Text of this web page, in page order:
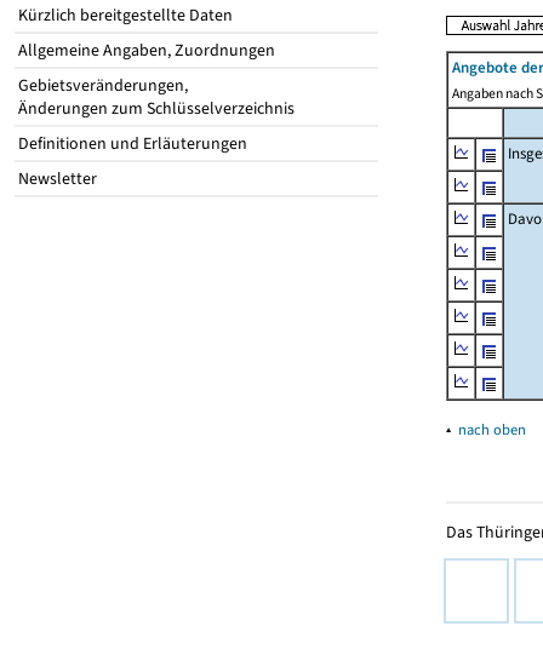
Kürzlich bereitgestellte Daten
Allgemeine Angaben, Zuordnungen
Gebietsveränderungen,
Änderungen zum Schlüsselverzeichnis
Definitionen und Erläuterungen
Newsletter
Angebote
Angaben nach
▴ nach oben
Das